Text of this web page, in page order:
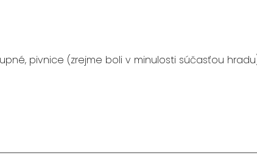
pivnice (zrejme boli v minulosti súčasťou